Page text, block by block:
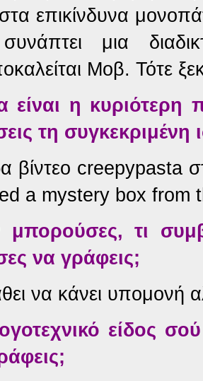
επικίνδυνα
μια
Μοβ. Τότε
είναι η
τη συγκεκριμένη
βίντεο creepypasta
a mystery box from
μπορούσες, τι
να γράφεις;
να κάνει υπομονή
είδος